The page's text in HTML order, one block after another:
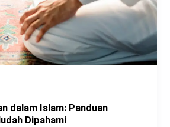
dalam Islam: Panduan
Dipahami